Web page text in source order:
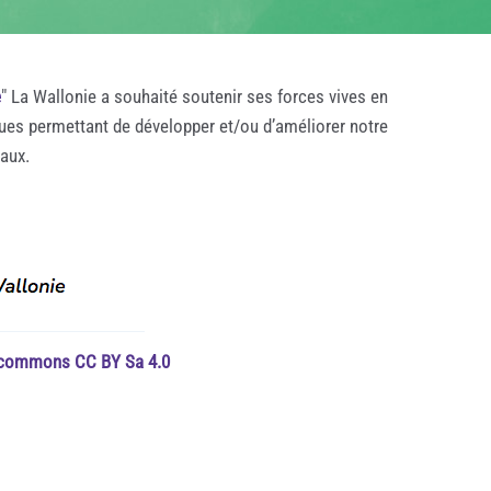
" La Wallonie a souhaité soutenir ses forces vives en
permettant de développer et/ou d’améliorer notre
CC BY Sa 4.0